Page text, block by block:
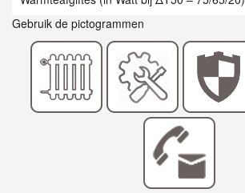
Gebruik de pictogrammen